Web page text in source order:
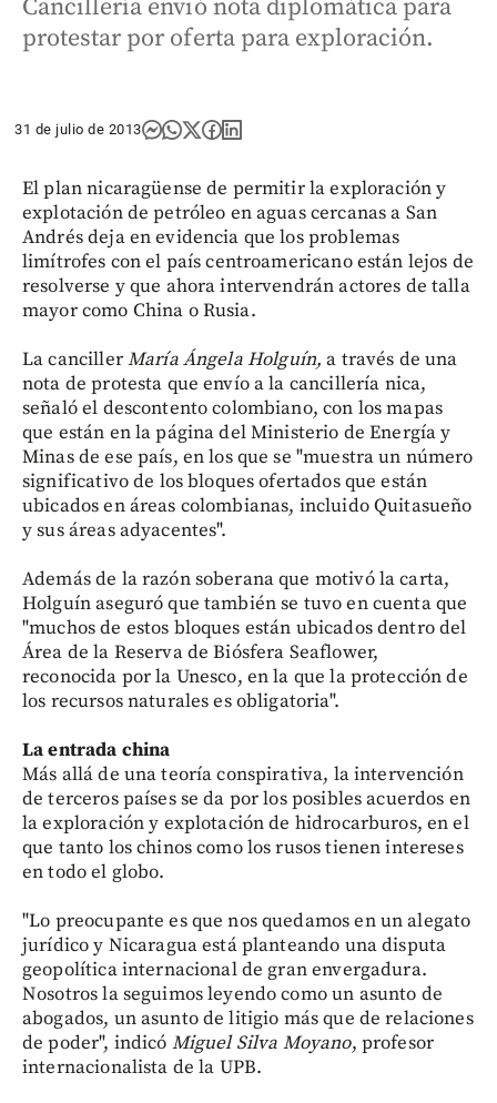
Cancillería envió nota diplomática para
protestar por oferta para exploración.
31 de julio de 2013
El plan nicaragüense de permitir la exploración y
explotación de petróleo en aguas cercanas a San
Andrés deja en evidencia que los problemas
limítrofes con el país centroamericano están lejos de
resolverse y que ahora intervendrán actores de talla
mayor como China o Rusia.
La cancillerMaría Ángela Holguín, a través de una
nota de protesta que envío a la cancillería nica,
señaló el descontento colombiano, con los mapas
que están en la página del Ministerio de Energía y
Minas de ese país, en los que se "muestra un número
significativo de los bloques ofertados que están
ubicados en áreas colombianas, incluido Quitasueño
y sus áreas adyacentes".
Además de la razón soberana que motivó la carta,
Holguín aseguró que también se tuvo en cuenta que
"muchos de estos bloques están ubicados dentro del
Área de la Reserva de Biósfera Seaflower,
reconocida por la Unesco, en la que la protección de
los recursos naturales es obligatoria".
La entrada china
Más allá de una teoría conspirativa, la intervención
de terceros países se da por los posibles acuerdos en
la exploración y explotación de hidrocarburos, en el
que tanto los chinos como los rusos tienen intereses
en todo el globo.
"Lo preocupante es que nos quedamos en un alegato
jurídico y Nicaragua está planteando una disputa
geopolítica internacional de gran envergadura.
Nosotros la seguimos leyendo como un asunto de
abogados, un asunto de litigio más que de relaciones
de poder", indicó Miguel Silva Moyano, profesor
internacionalista de la UPB.